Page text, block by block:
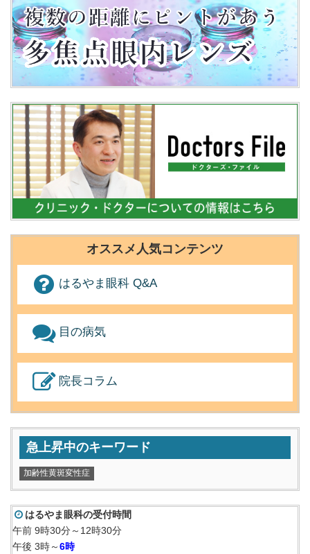
オススメ人気コンテンツ
はるやま眼科 Q&A
目の病気
院長コラム
急上昇中のキーワード
加齢性黄斑変性症
はるやま眼科の受付時間
午前 9時30分～12時30分
午後 3時～6時